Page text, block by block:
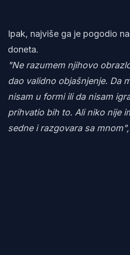
Ipak, najviše ga je pogodio
doneta.
"Ne razumem njihovo
dao validno objašnjenje. Da
nisam u formi ili da nisam
prihvatio bih to. Ali niko nije
sedne i razgovara sa mnom",